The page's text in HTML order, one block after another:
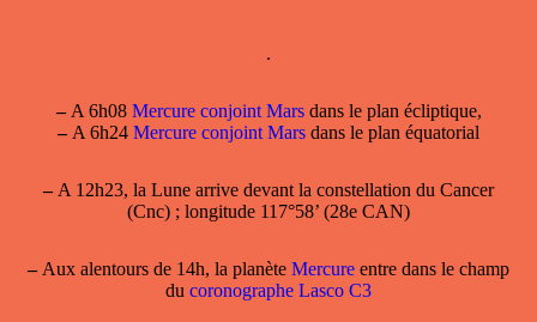
.
–A 6h08 Mercure conjoint Mars dans le plan écliptique,
–A 6h24 Mercure conjoint Mars dans le plan équatorial
–A 12h23, la Lune arrive devant la constellation du Cancer
(Cnc) ; longitude 117°58’ (28e CAN)
–Aux alentours de 14h, la planète Mercure entre dans le champ
du coronographe Lasco C3